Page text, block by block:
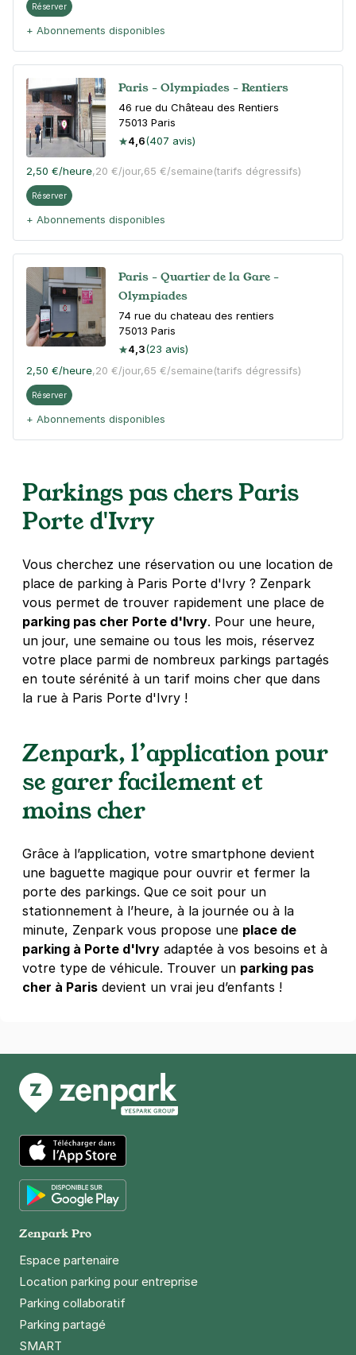
Réserver
+ Abonnements disponibles
Paris - Olympiades - Rentiers
46 rue du Château des Rentiers
75013 Paris
4,6(407 avis)
2,50 €/heure,20 €/jour,65 €/semaine(tarifs dégressifs)
Réserver
+ Abonnements disponibles
Paris - Quartier de la Gare -
Olympiades
74 rue du chateau des rentiers
75013 Paris
4,3(23 avis)
2,50 €/heure,20 €/jour,65 €/semaine(tarifs dégressifs)
Réserver
+ Abonnements disponibles
59 rue de Tolbiac
4,2(585 avis)
2,50 €/heure,20 €/jour, 65 €/semaine (tarifs dégressifs)
Réserver
+ Abonnements disponibles
Paris - Bibliothèque François
Mitterrand - Studéa
57-61 rue du Dessous des Berges
Réserver
+ Abonnements disponibles
Mitterrand - Loiret
1-3 rue du Loiret
75013Paris
4,4(370 avis)
3 €/heure,27 €/jour, 74 €/semaine(tarifs dégressifs)
+ Abonnements disponibles
27 - 33 rue de chevaleret
75013
Paris
4,1(123 avis)
3 €/heure,27 €/jour,
Réserver
+ Abonnements disponibles
Parkings pas chers Paris
Porte d'Ivry
Vous cherchez une réservation ou une location de
place de parking à Paris Porte d'Ivry ? Zenpark
vous permet de trouver rapidement une place de
parking pas cher Porte d'Ivry. Pour une heure,
un jour, une semaine ou tous les mois, réservez
votre place parmi de nombreux parkings partagés
en toute sérénité à un tarif moins cher que dans
la rue à Paris Porte d'Ivry !
Zenpark, l’application pour
se garer facilement et
moins cher
Grâce à l’application, votre smartphone devient
une baguette magique pour ouvrir et fermer la
porte des parkings. Que ce soit pour un
stationnement à l’heure, à la journée ou à la
minute, Zenpark vous propose une place de
parking à Porte d'Ivry adaptée à vos besoins et à
votre type de véhicule. Trouver un parking pas
cher à Paris devient un vrai jeu d’enfants !
App Store
Zenpark Pro
Espace partenaire
Location parking pour entreprise
Parking collaboratif
Parking partagé
SMART